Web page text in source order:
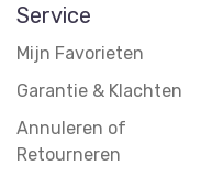
Service
Mijn Favorieten
Garantie & Klachten
Annuleren of
Retourneren